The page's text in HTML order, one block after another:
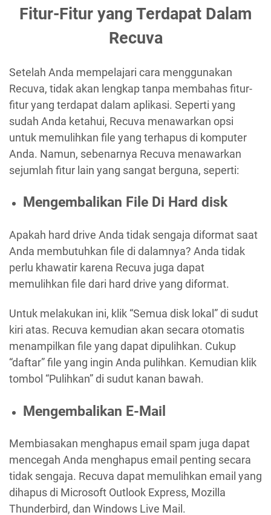
Fitur-Fitur yang Terdapat Dalam
Recuva
Setelah Anda mempelajari cara menggunakan
Recuva, tidak akan lengkap tanpa membahas fitur-
fitur yang terdapat dalam aplikasi. Seperti yang
sudah Anda ketahui, Recuva menawarkan opsi
untuk memulihkan file yang terhapus di komputer
Anda. Namun, sebenarnya Recuva menawarkan
sejumlah fitur lain yang sangat berguna, seperti:
Mengembalikan File Di Hard disk
Apakah hard drive Anda tidak sengaja diformat saat
Anda membutuhkan file di dalamnya? Anda tidak
perlu khawatir karena Recuva juga dapat
memulihkan file dari hard drive yang diformat.
Untuk melakukan ini, klik “Semua disk lokal” di sudut
kiri atas. Recuva kemudian akan secara otomatis
menampilkan file yang dapat dipulihkan. Cukup
“daftar” file yang ingin Anda pulihkan. Kemudian klik
tombol “Pulihkan” di sudut kanan bawah.
Mengembalikan E-Mail
Membiasakan menghapus email spam juga dapat
mencegah Anda menghapus email penting secara
tidak sengaja. Recuva dapat memulihkan email yang
dihapus di Microsoft Outlook Express, Mozilla
Thunderbird, dan Windows Live Mail.